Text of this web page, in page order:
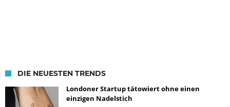
DIE NEUESTEN TRENDS
Londoner Startup tätowiert ohne einen
einzigen Nadelstich